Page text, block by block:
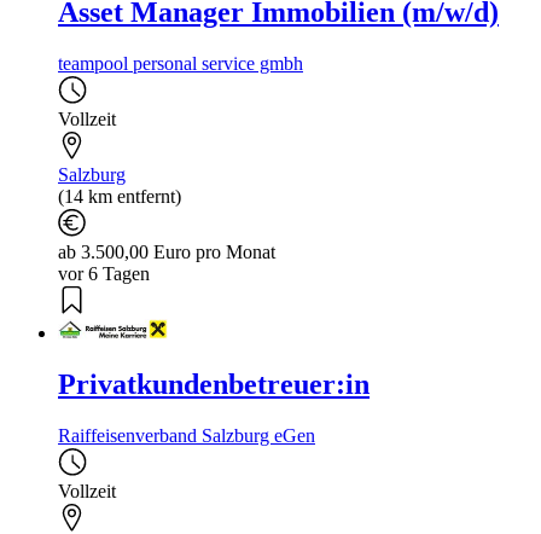
Asset Manager Immobilien (m/w/d)
teampool personal service gmbh
Vollzeit
Salzburg
(14 km entfernt)
ab 3.500,00 Euro pro Monat
vor 6 Tagen
Privatkundenbetreuer:in
Raiffeisenverband Salzburg eGen
Vollzeit